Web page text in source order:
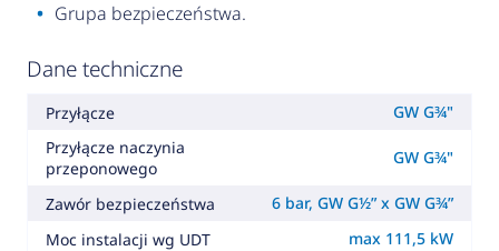
Grupa bezpieczeństwa.
Dane techniczne
Przyłącze
GW G¾"
Przyłącze naczynia
przeponowego
GW G¾"
Zawór bezpieczeństwa
6 bar, GW G½” x GW G¾”
Moc instalacji wg UDT
max 111,5 kW